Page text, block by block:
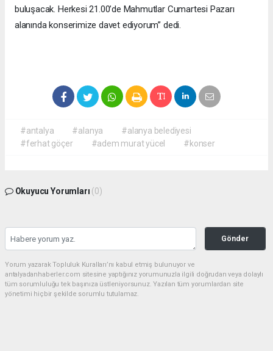
buluşacak. Herkesi 21.00’de Mahmutlar Cumartesi Pazarı
alanında konserimize davet ediyorum” dedi.
#antalya #alanya
#alanya belediyesi
#ferhat göçer
#adem murat yücel #konser
Okuyucu Yorumları (0)
Gönder
Yorum yazarak Topluluk Kuralları’nı kabul etmiş bulunuyor ve
antalyadanhaberler.com sitesine yaptığınız yorumunuzla ilgili doğrudan veya dolaylı
tüm sorumluluğu tek başınıza üstleniyorsunuz. Yazılan tüm yorumlardan site
yönetimi hiçbir şekilde sorumlu tutulamaz.